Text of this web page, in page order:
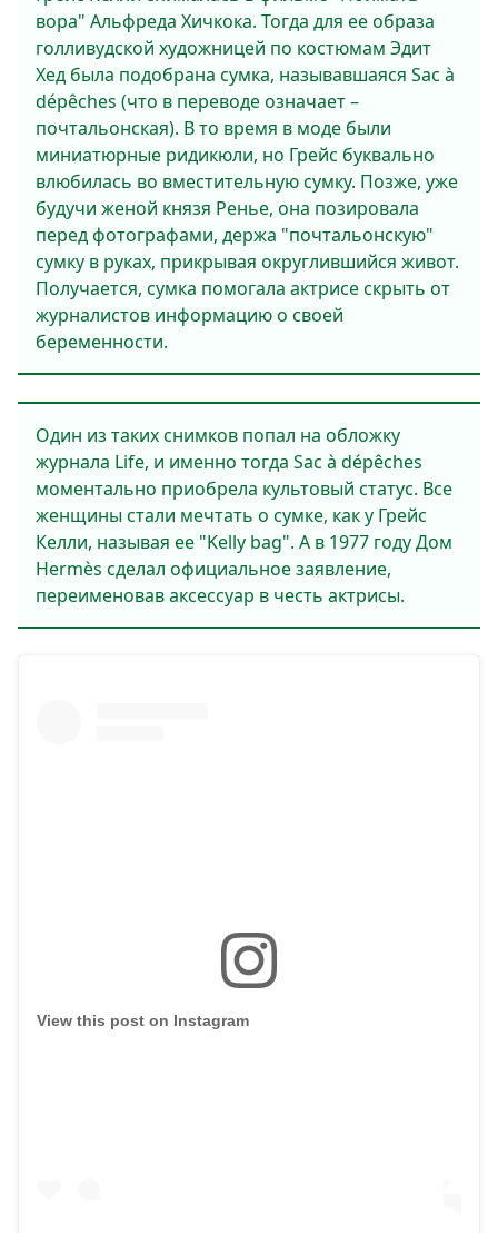
вора" Альфреда Хичкока. Тогда для ее образа
голливудской художницей по костюмам Эдит
Хед была подобрана сумка, называвшаяся Sac à
dépêches (что в переводе означает –
почтальонская). В то время в моде были
миниатюрные ридикюли, но Грейс буквально
влюбилась во вместительную сумку. Позже, уже
будучи женой князя Ренье, она позировала
перед фотографами, держа "почтальонскую"
сумку в руках, прикрывая округлившийся живот.
Получается, сумка помогала актрисе скрыть от
журналистов информацию о своей
беременности.
Один из таких снимков попал на обложку
журнала Life, и именно тогда Sac à dépêches
моментально приобрела культовый статус. Все
женщины стали мечтать о сумке, как у Грейс
Келли, называя ее "Kelly bag". А в 1977 году Дом
Hermès сделал официальное заявление,
переименовав аксессуар в честь актрисы.
View this post on Instagram